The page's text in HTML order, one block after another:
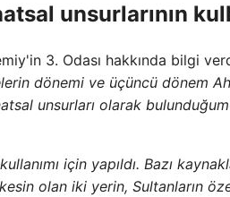
unsurlarının
3. Odası hakkında bilgi
dönemi ve üçüncü dönem
unsurları olarak
için yapıldı. Bazı
olan iki yerin, Sultanların